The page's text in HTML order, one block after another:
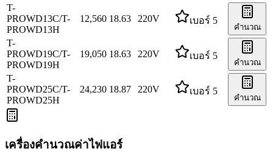
T-
PROWD13C/T-
PROWD13H
12,560 18.63 220V เบอร์ 5
คำนวณ
T-
PROWD19C/T-
PROWD19H
19,050 18.63 220V เบอร์ 5
คำนวณ
T-
PROWD25C/T-
PROWD25H
24,230 18.87 220V เบอร์ 5
คำนวณ
เครื่องคำนวณค่าไฟแอร์